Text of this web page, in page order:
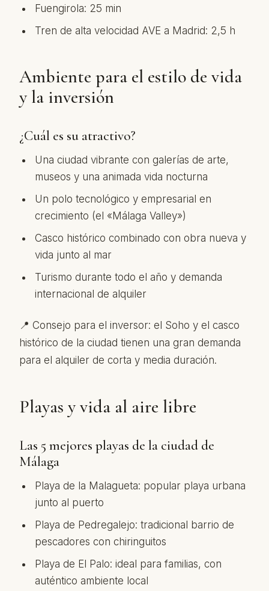
Fuengirola: 25 min
Tren de alta velocidad AVE a Madrid: 2,5 h
Ambiente para el estilo de vida
y la inversión
¿Cuál es su atractivo?
Una ciudad vibrante con galerías de arte,
museos y una animada vida nocturna
Un polo tecnológico y empresarial en
crecimiento (el «Málaga Valley»)
Casco histórico combinado con obra nueva y
vida junto al mar
Turismo durante todo el año y demanda
internacional de alquiler
📍 Consejo para el inversor: el Soho y el casco
histórico de la ciudad tienen una gran demanda
para el alquiler de corta y media duración.
Playas y vida al aire libre
Las 5 mejores playas de la ciudad de
Málaga
Playa de la Malagueta: popular playa urbana
junto al puerto
Playa de Pedregalejo: tradicional barrio de
pescadores con chiringuitos
Playa de El Palo: ideal para familias, con
auténtico ambiente local